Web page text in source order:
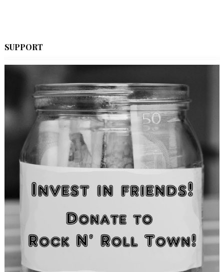
SUPPORT